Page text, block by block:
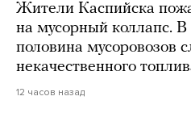
Жители Каспийска
на мусорный коллапс.
половина мусоровозов
некачественного
12 часов назад